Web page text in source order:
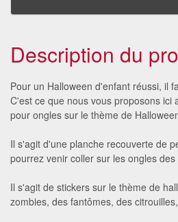
Description du
Pour un Halloween d'enfant réussi, il
C'est ce que nous vous proposons ici
pour ongles sur le thème de
Il s'agit d'une planche recouverte de
pourrez venir coller sur les ongles des
Il s'agit de stickers sur le thème de
zombies, des fantômes, des